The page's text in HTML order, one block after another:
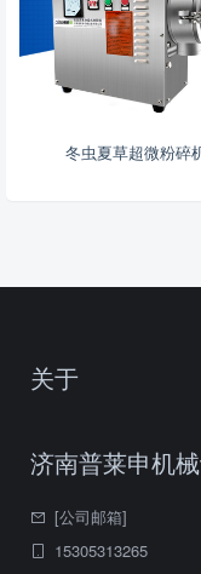
冬虫夏草超微粉碎
关于
济南普莱申机
[公司邮箱]
15305313265